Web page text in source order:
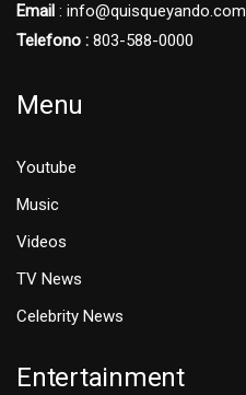
Email : info@quisqueyando.com
Telefono : 803-588-0000
Menu
Youtube
Music
Videos
TV News
Celebrity News
Entertainment